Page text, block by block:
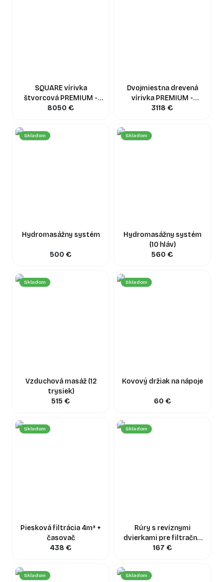
SQUARE vírivka
štvorcová PREMIUM -
vonkajšie kúrenie
8050 €
Dvojmiestna drevená
vírivka PREMIUM -
vonkajšie kúrenie
3118 €
Skladom
Hydromasážny systém
500 €
Skladom
Hydromasážny systém
(10 hláv)
560 €
Skladom
Vzduchová masáž (12
trysiek)
515 €
Skladom
Kovový držiak na nápoje
60 €
Skladom
Piesková filtrácia 4m³ +
časovač
438 €
Skladom
Rúry s revíznymi
dvierkami pre filtračný
systém
167 €
Skladom Skladom